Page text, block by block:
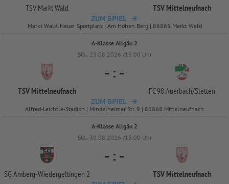
TSV Markt Wald TSV Mittelneufnach
ZUM SPIEL
Markt Wald, Neuer Sportplatz | Am Hohen Berg | 86865 Markt Wald
A-Klasse Allgäu 2
SO.. 23.08.2026 /15:00 Uhr
TSV Mittelneufnach
- : -
FC 98 Auerbach/Stetten
ZUM SPIEL
Alfred-Leichtle-Stadion | Mindelheimer Str. 9 | 86868 Mittelneufnach
A-Klasse Allgäu 2
SO.. 30.08.2026 /15:00 Uhr
SG Amberg-Wiedergeltingen 2
- : -
TSV Mittelneufnach